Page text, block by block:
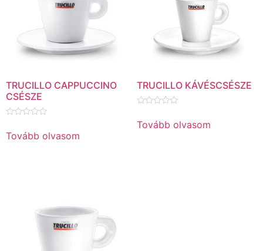
TRUCILLO CAPPUCCINO
CSÉSZE
0
Tovább olvasom
TRUCILLO KÁVÉSCSÉSZE
0
Tovább olvasom